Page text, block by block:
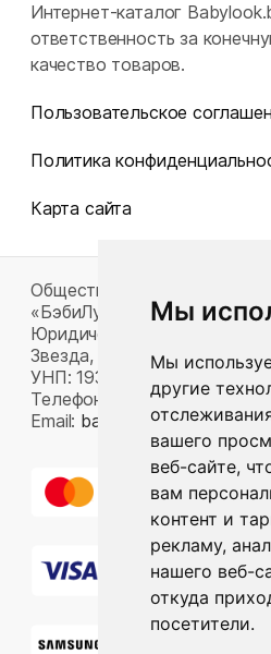
Мы
Мы
другие
вашего
веб-сайте,
вам
контент и
рекламу,
нашего веб-
откуда
посетители.
Интернет-каталог
ответственность за
качество товаров.
Пользовательское
Политика
Карта сайта
Общество с ограниченной
«БэбиЛук»
Юридический адрес: 220117,
Звезда, д. 16, пом. 52
УНП: 193815124
Телефон:
+375 33 392 66 63
Email: